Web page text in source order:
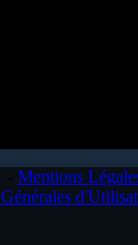
Mentions